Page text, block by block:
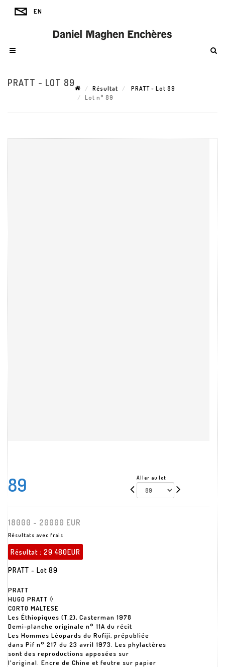
PRATT - LOT 89
Résultat
PRATT - Lot 89
Lot n° 89
89 Aller au lot
18000 - 20000 EUR
Résultats avec frais
Résultat : 29 480EUR
PRATT - Lot 89
PRATT
HUGO PRATT ◊
CORTO MALTESE
Les Éthiopiques (T.2), Casterman 1978
Demi-planche originale n° 11A du récit
Les Hommes Léopards du Rufiji, prépubliée
dans Pif n° 217 du 23 avril 1973. Les phylactères
sont des reproductions apposées sur
l'original. Encre de Chine et feutre sur papier